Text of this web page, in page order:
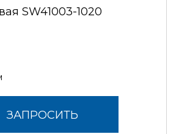
SW41003-1020
ЗАПРОСИТЬ